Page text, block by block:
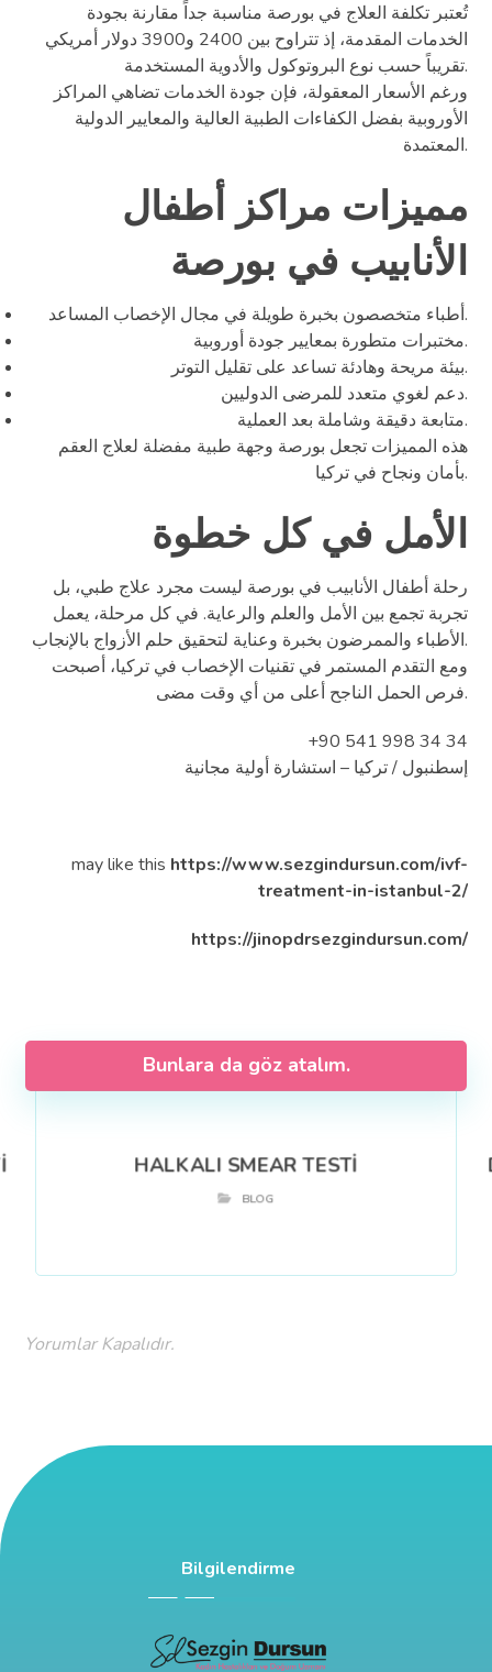
تُعتبر تكلفة العلاج في بورصة مناسبة جداً مقارنة بجودة
الخدمات المقدمة، إذ تتراوح بين 2400 و3900 دولار أمريكي
تقريباً حسب نوع البروتوكول والأدوية المستخدمة.
ورغم الأسعار المعقولة، فإن جودة الخدمات تضاهي المراكز
الأوروبية بفضل الكفاءات الطبية العالية والمعايير الدولية
المعتمدة.
مميزات مراكز أطفال
الأنابيب في بورصة
أطباء متخصصون بخبرة طويلة في مجال الإخصاب المساعد.
مختبرات متطورة بمعايير جودة أوروبية.
بيئة مريحة وهادئة تساعد على تقليل التوتر.
دعم لغوي متعدد للمرضى الدوليين.
متابعة دقيقة وشاملة بعد العملية.
هذه المميزات تجعل بورصة وجهة طبية مفضلة لعلاج العقم
بأمان ونجاح في تركيا.
الأمل في كل خطوة
رحلة أطفال الأنابيب في بورصة ليست مجرد علاج طبي، بل
تجربة تجمع بين الأمل والعلم والرعاية. في كل مرحلة، يعمل
الأطباء والممرضون بخبرة وعناية لتحقيق حلم الأزواج بالإنجاب.
ومع التقدم المستمر في تقنيات الإخصاب في تركيا، أصبحت
فرص الحمل الناجح أعلى من أي وقت مضى.
+90 541 998 34 34
إسطنبول / تركيا – استشارة أولية مجانية
may like this https://www.sezgindursun.com/ivf-
treatment-in-istanbul-2/
https://jinopdrsezgindursun.com/
Bunlara da göz atalım.
HALKALI SMEAR TESTİ
BLOG
Yorumlar Kapalıdır.
Bilgilendirme